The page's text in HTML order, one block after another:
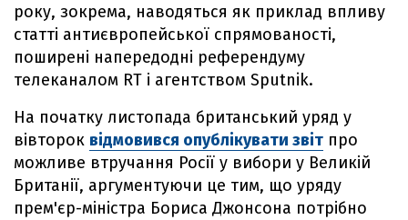
року, зокрема, наводяться як приклад впливу
статті антиєвропейської спрямованості,
поширені напередодні референдуму
телеканалом RT і агентством Sputnik.
На початку листопада британський уряд у
вівторок відмовився опублікувати звіт про
можливе втручання Росії у вибори у Великій
Британії, аргументуючи це тим, що уряду
прем'єр-міністра Бориса Джонсона потрібно